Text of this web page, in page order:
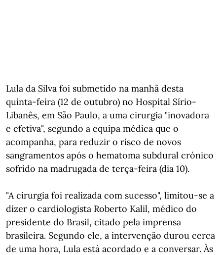
Lula da Silva foi submetido na manhã desta
quinta-feira (12 de outubro) no Hospital Sírio-
Libanês, em São Paulo, a uma cirurgia "inovadora
e efetiva", segundo a equipa médica que o
acompanha, para reduzir o risco de novos
sangramentos após o hematoma subdural crónico
sofrido na madrugada de terça-feira (dia 10).
"A cirurgia foi realizada com sucesso", limitou-se a
dizer o cardiologista Roberto Kalil, médico do
presidente do Brasil, citado pela imprensa
brasileira. Segundo ele, a intervenção durou cerca
de uma hora, Lula está acordado e a conversar. Às